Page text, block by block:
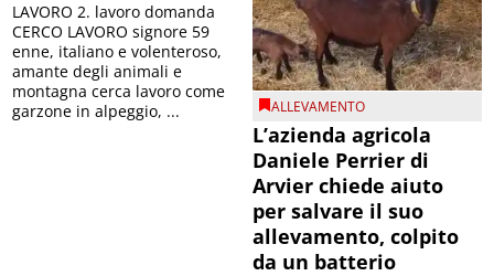
LAVORO 2. lavoro domanda
CERCO LAVORO signore 59
enne, italiano e volenteroso,
amante degli animali e
montagna cerca lavoro come
garzone in alpeggio, ...
ALLEVAMENTO
L’azienda agricola
Daniele Perrier di
Arvier chiede aiuto
per salvare il suo
allevamento, colpito
da un batterio